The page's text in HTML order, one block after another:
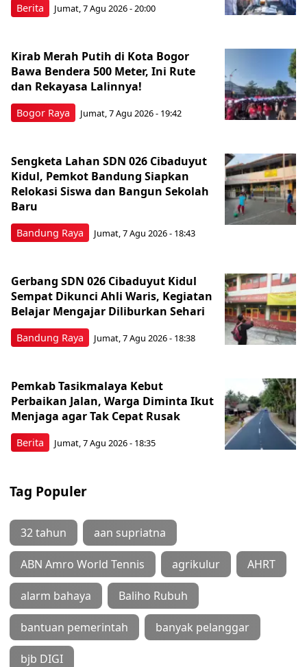
Berita Jumat, 7 Agu 2026 - 20:00
Bogor Raya
Kirab Merah Putih di Kota Bogor
Bawa Bendera 500 Meter, Ini Rute
dan Rekayasa Lalinnya!
Jumat, 7 Agu 2026 - 19:42
Bandung Raya
Sengketa Lahan SDN 026 Cibaduyut
Kidul, Pemkot Bandung Siapkan
Relokasi Siswa dan Bangun Sekolah
Baru
Jumat, 7 Agu 2026 - 18:43
Bandung Raya
Gerbang SDN 026 Cibaduyut Kidul
Sempat Dikunci Ahli Waris, Kegiatan
Belajar Mengajar Diliburkan Sehari
Jumat, 7 Agu 2026 - 18:38
Berita
Pemkab Tasikmalaya Kebut
Perbaikan Jalan, Warga Diminta Ikut
Menjaga agar Tak Cepat Rusak
Jumat, 7 Agu 2026 - 18:35
Tag Populer
32 tahun aan supriatna
ABN Amro World Tennis agrikulur AHRT
alarm bahaya Baliho Rubuh
bantuan pemerintah banyak pelanggar
bjb DIGI